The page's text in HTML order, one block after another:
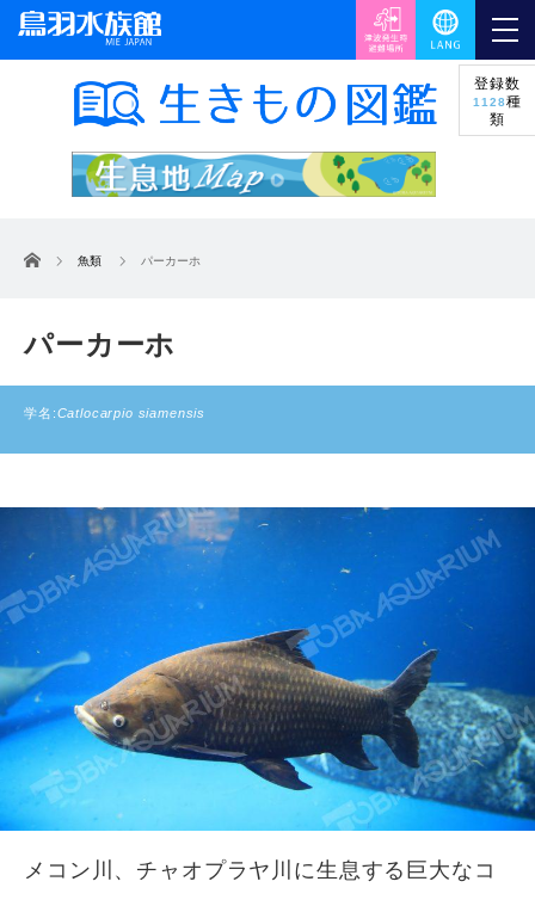
登録数
1128種
類
ホーム 魚類 パーカーホ
パーカーホ
学名:Catlocarpio siamensis
メコン川、チャオプラヤ川に生息する巨大なコ